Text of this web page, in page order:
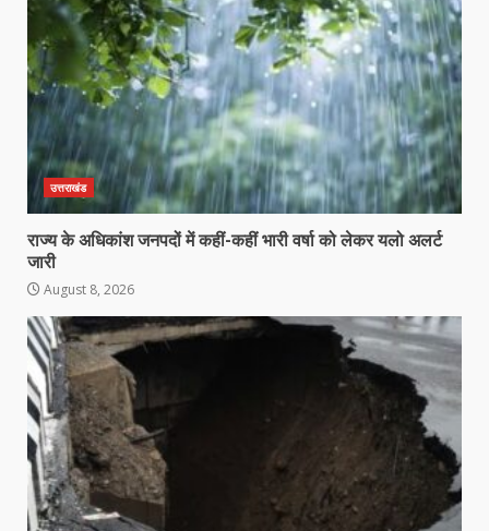
उत्तराखंड
राज्य के अधिकांश जनपदों में कहीं-कहीं भारी वर्षा को लेकर यलो अलर्ट
जारी
August 8, 2026